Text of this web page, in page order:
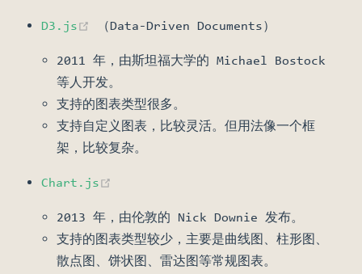
D3.js (opens new window)
（Data-Driven Documents）
2011 年，由斯坦福大学的 Michael Bostock
等人开发。
支持的图表类型很多。
支持自定义图表，比较灵活。但用法像一个框
架，比较复杂。
Chart.js
2013 年，由伦敦的 Nick Downie 发布。
支持的图表类型较少，主要是曲线图、柱形图、
散点图、饼状图、雷达图等常规图表。